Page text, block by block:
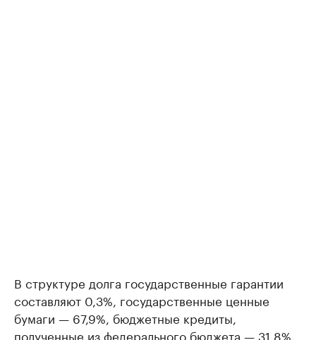
В структуре долга государственные гарантии
составляют 0,3%, государственные ценные
бумаги — 67,9%, бюджетные кредиты,
полученные из федерального бюджета — 31,8%.